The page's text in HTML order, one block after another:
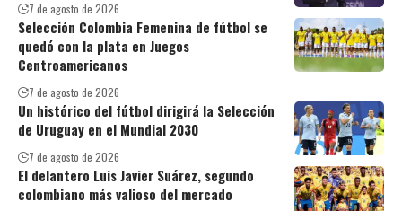
7 de agosto de 2026
Selección Colombia Femenina de fútbol se
quedó con la plata en Juegos
Centroamericanos
7 de agosto de 2026
Un histórico del fútbol dirigirá la Selección
de Uruguay en el Mundial 2030
7 de agosto de 2026
El delantero Luis Javier Suárez, segundo
colombiano más valioso del mercado